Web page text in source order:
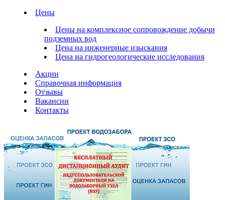
Цены
Цены на комплексное сопровождение добычи
подземных вод
Цена на инженерные изыскания
Цена на гидрогеологические исследования
Акции
Справочная информация
Отзывы
Вакансии
Контакты